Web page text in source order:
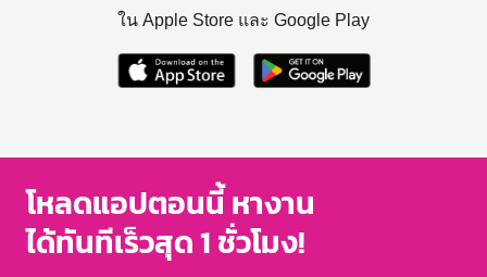
ใน Apple Store และ Google Play
โหลดแอปตอนนี้ หางาน
ได้ทันทีเร็วสุด 1 ชั่วโมง!